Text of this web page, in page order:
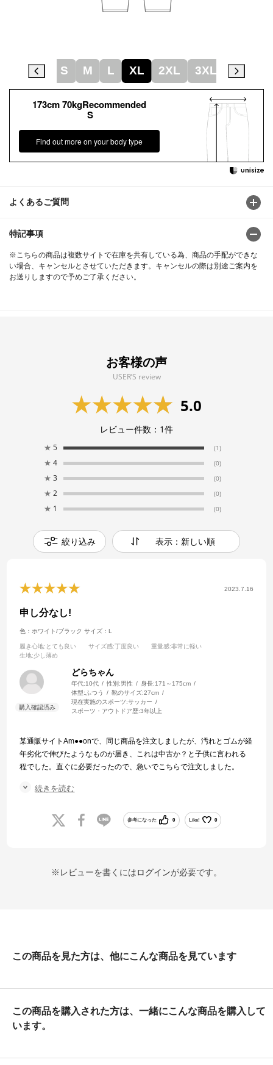
よくあるご質問
特記事項
※こちらの商品は複数サイトで在庫を共有している為、商品の手配ができな
い場合、キャンセルとさせていただきます。キャンセルの際は別途ご案内を
お送りしますので予めご了承ください。
173cm 70kgRecommended
S
Find out more on your body type
XS S M L XL 2XL 3XL 4XL
お客様の声
USER’S review
5.0
レビュー件数： 1件
★ 5 (1)
★ 4 (0)
★ 3 (0)
★ 2 (0)
★ 1 (0)
絞り込み 表示：新しい順
2023.7.16
申し分なし!
色：ホワイト/ブラック サイズ：L
履き心地:とても良い サイズ感:丁度良い 重量感:非常に軽い
生地:少し薄め
どらちゃん
年代:10代 性別:男性 身長:171～175cm
体型:ふつう 靴のサイズ:27cm
現在実施のスポーツ:サッカー
スポーツ・アウトドア歴:3年以上
某通販サイトAm●●onで、同じ商品を注文しましたが、汚れとゴムが経
年劣化で伸びたようなものが届き、これは中古か？と子供に言われる
程でした。直ぐに必要だったので、急いでこちらで注文しました。
続きを読む
参考になった 0 Like! 0
※レビューを書くにはログインが必要です。
この商品を見た方は、他にこんな商品を見ています
この商品を購入された方は、一緒にこんな商品を購入して
います。